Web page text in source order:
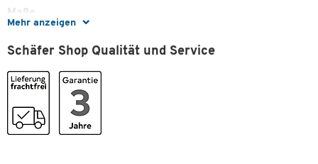
Mehr anzeigen
Maße
Schäfer Shop Qualität und Service